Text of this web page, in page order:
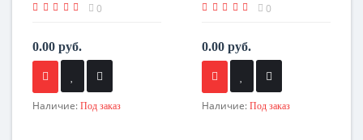
0
0.00 руб.
Наличие: Под заказ
0
0.00 руб.
Наличие: Под заказ